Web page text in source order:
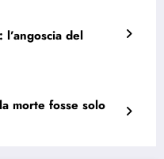
del
morte fosse solo